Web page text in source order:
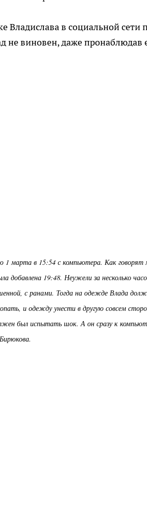
Владислава в социальной
не виновен, даже пронаблюдав
1 марта в 15:54 с компьютера. Как говорят
добавлена 19:48. Неужели за несколько
с ранами. Тогда на одежде Влада
и одежду унести в другую совсем
был испытать шок. А он сразу к